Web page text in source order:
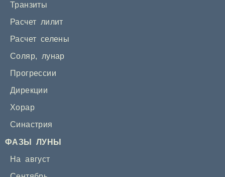
Транзиты
Расчет лилит
Расчет селены
Соляр, лунар
Прогрессии
Дирекции
Хорар
Синастрия
ФАЗЫ ЛУНЫ
На август